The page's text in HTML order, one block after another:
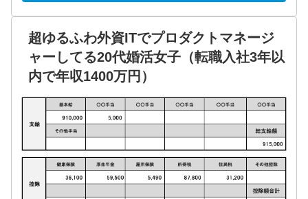
超ゆるふわ外資ITでプロダクトマネージ
ャーしてる20代婚活女子（転職入社3年以
内で年収1400万円）